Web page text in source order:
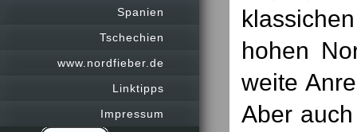
Spanien
Tschechien
www.nordfieber.de
Linktipps
Impressum
hohen
weite
Aber